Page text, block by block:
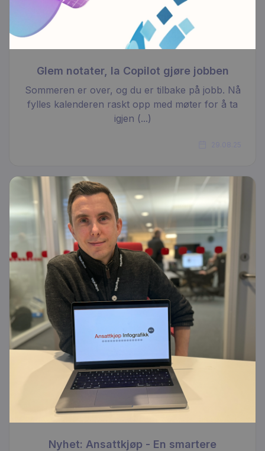
Glem notater, la Copilot gjøre jobben
Sommeren er over, og du er tilbake på jobb. Nå
fylles kalenderen raskt opp med møter for å ta
igjen (...)
Nyhet: Ansattkjøp - En smartere